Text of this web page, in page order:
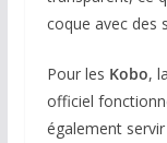
coque avec des
Pour les Kobo,
officiel
également